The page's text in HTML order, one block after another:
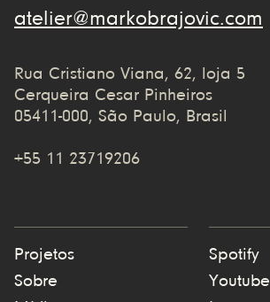
atelier@markobrajovic.com
Rua Cristiano Viana, 62, loja 5
Cerqueira Cesar Pinheiros
05411-000, São Paulo, Brasil
+55 11 23719206
Projetos
Sobre
Spotify
Youtube